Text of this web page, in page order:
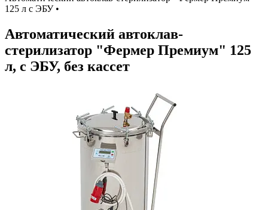
125 л с ЭБУ •
Автоматический автоклав-
стерилизатор "Фермер Премиум" 125
л, с ЭБУ, без кассет